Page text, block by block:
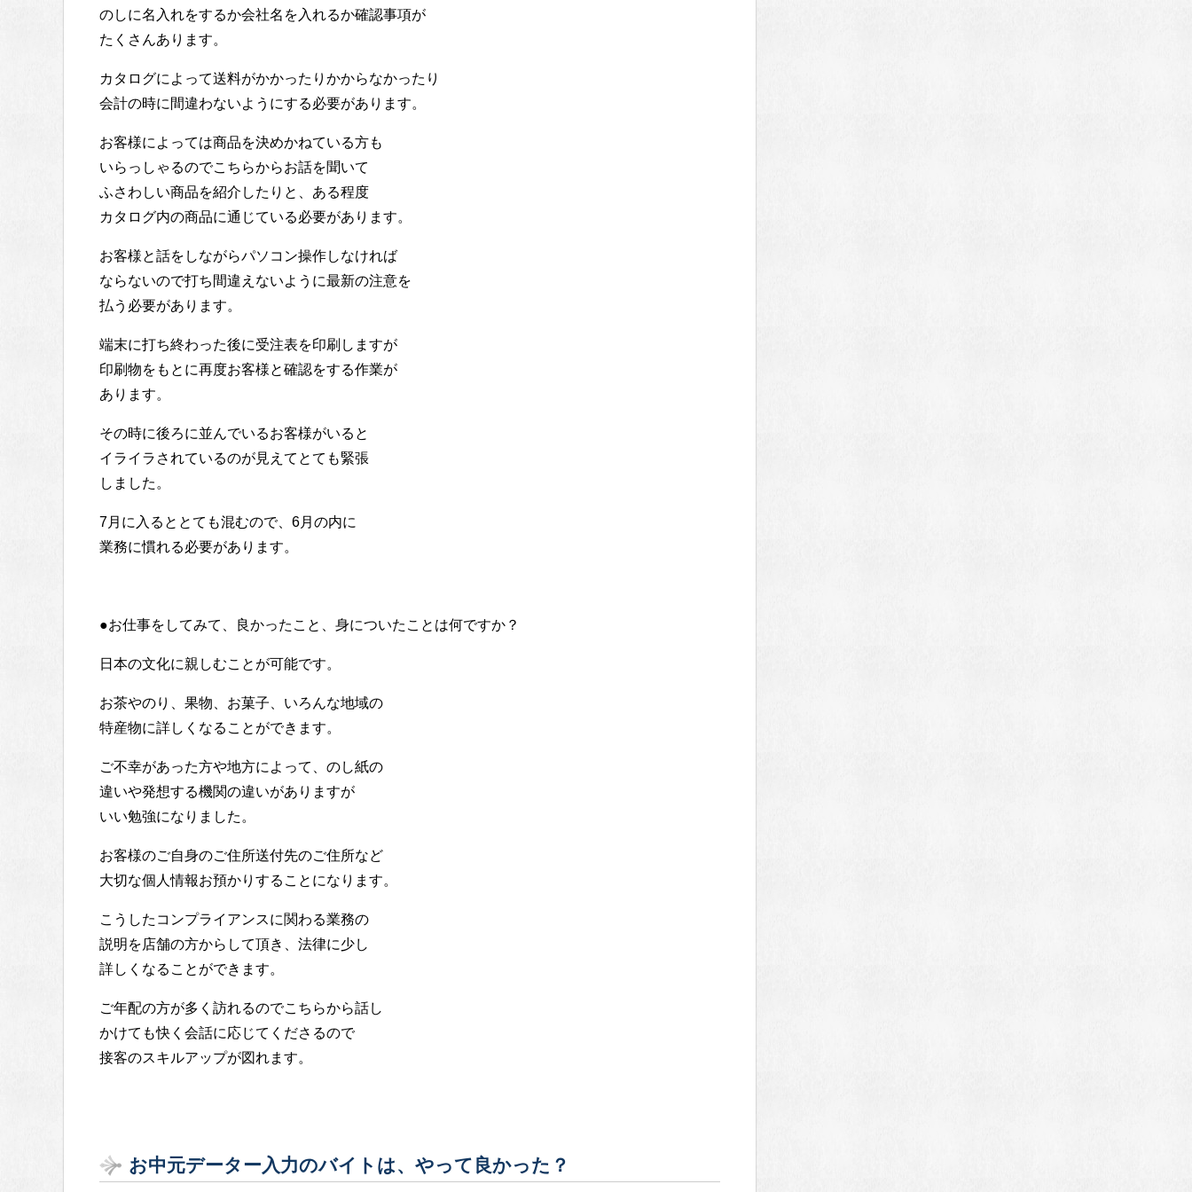
のしに名入れをするか会社名を入れるか確認事項が
たくさんあります。
カタログによって送料がかかったりかからなかったり
会計の時に間違わないようにする必要があります。
お客様によっては商品を決めかねている方も
いらっしゃるのでこちらからお話を聞いて
ふさわしい商品を紹介したりと、ある程度
カタログ内の商品に通じている必要があります。
お客様と話をしながらパソコン操作しなければ
ならないので打ち間違えないように最新の注意を
払う必要があります。
端末に打ち終わった後に受注表を印刷しますが
印刷物をもとに再度お客様と確認をする作業が
あります。
その時に後ろに並んでいるお客様がいると
イライラされているのが見えてとても緊張
しました。
7月に入るととても混むので、6月の内に
業務に慣れる必要があります。
●お仕事をしてみて、良かったこと、身についたことは何ですか？
日本の文化に親しむことが可能です。
お茶やのり、果物、お菓子、いろんな地域の
特産物に詳しくなることができます。
ご不幸があった方や地方によって、のし紙の
違いや発想する機関の違いがありますが
いい勉強になりました。
お客様のご自身のご住所送付先のご住所など
大切な個人情報お預かりすることになります。
こうしたコンプライアンスに関わる業務の
説明を店舗の方からして頂き、法律に少し
詳しくなることができます。
ご年配の方が多く訪れるのでこちらから話し
かけても快く会話に応じてくださるので
接客のスキルアップが図れます。
お中元データー入力のバイトは、やって良かった？